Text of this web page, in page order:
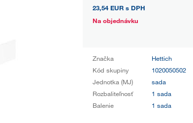
23,54 EUR s DPH
Na objednávku
Značka
Hettich
Kód skupiny
1020050502
Jednotka (MJ)
sada
Rozbaliteľnosť
1 sada
Balenie
1 sada